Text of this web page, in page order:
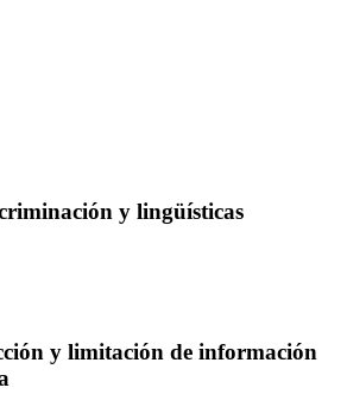
y lingüísticas
y limitación de información